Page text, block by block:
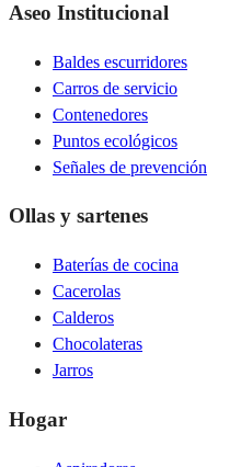
Aseo Institucional
Baldes escurridores
Carros de servicio
Contenedores
Puntos ecológicos
Señales de prevención
Ollas y sartenes
Baterías de cocina
Cacerolas
Calderos
Chocolateras
Jarros
Hogar